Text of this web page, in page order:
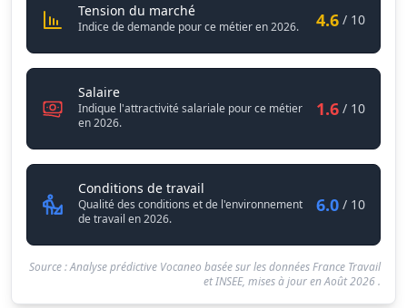
Tension du marchéChef / Cheffe de rame textile
Indice de demande pour ce métier en 2026. 4.6 / 10
SalaireChef / Cheffe de rame textile
Indique l'attractivité salariale pour ce métier
en 2026.
1.6 / 10
Conditions de travail
Qualité des conditions et de l'environnement
de travail en 2026.
6.0 / 10
Source : Analyse prédictive Vocaneo basée sur les données France Travail
et INSEE, mises à jour enAoût 2026.